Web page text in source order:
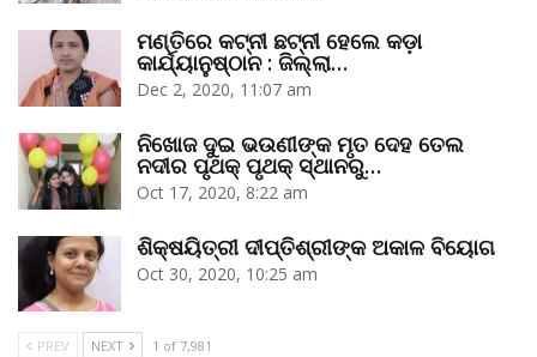
ମଣ୍ତିରେ କଟ୍‌ନୀ ଛଟ୍‌ନୀ ହେଲେ କଡ଼ା
କାର୍ଯ୍ୟାନୁଷ୍ଠାନ : ଜିଲ୍ଲା…
Dec 2, 2020, 11:07 am
ନିଖୋଜ ଦୁଇ ଭଉଣୀଙ୍କ ମୃତ ଦେହ ତେଲ
ନଦୀର ପୃଥକ୍‌ ପୃଥକ୍‌ ସ୍ଥାନରୁ…
Oct 17, 2020, 8:22 am
ଶିକ୍ଷୟିତ୍ରୀ ଦୀପ୍ତିଶ୍ରୀଙ୍କ ଅକାଳ ବିୟୋଗ
Oct 30, 2020, 10:25 am
PREV NEXT 1 of 7,981